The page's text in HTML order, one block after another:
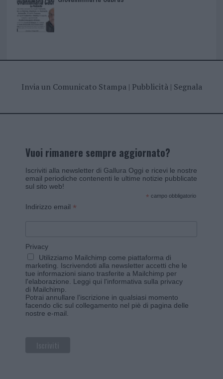
Invia un Comunicato Stampa| Pubblicità| Segnala
Vuoi rimanere sempre aggiornato?
Iscriviti alla newsletter di Gallura Oggi e ricevi le nostre
email periodiche contenenti le ultime notizie pubblicate
sul sito web!
* campo obbligatorio
Indirizzo email *
Privacy
Utilizziamo Mailchimp come piattaforma di
marketing. Iscrivendoti alla newsletter accetti che le
tue informazioni siano trasferite a Mailchimp per
l'elaborazione. Leggi qui l'informativa sulla privacy
di Mailchimp
Potrai annullare l'iscrizione in qualsiasi momento
facendo clic sul collegamento nel piè di pagina delle
nostre e-mail.